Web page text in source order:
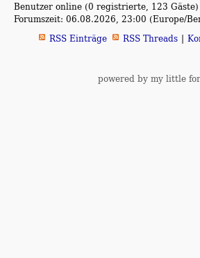
Benutzer online (0 registrierte, 123 Gäste)
Forumszeit: 06.08.2026, 23:00 (Europe/
RSS Einträge
RSS Threads
powered by my little